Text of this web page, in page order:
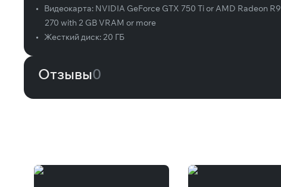
•
Видеокарта: NVIDIA GeForce GTX 750 Ti or AMD Radeon R9
270 with 2 GB VRAM or more
•
Жесткий диск:20 ГБ
Отзывы0